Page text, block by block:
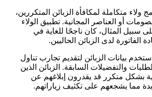
ولاء متكاملة لمكافأة الزبائن المتكررين،
أو العناصر المجانية. تطبيق الولاء
سبيل المثال، كان ناجحًا للغاية في
الفاتورة لدى الزبائن الحاليين.
بيانات الزبائن لتقديم تجارب تناول
والتفضيلات السابقة. الزبائن الذين
بشكل متكرر قد يقدرون إبلاغهم عن
مما يشجعهم على تكثيف زياراتهم.